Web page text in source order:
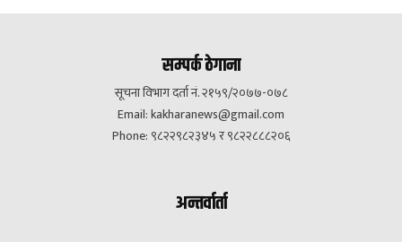
सम्पर्क ठेगाना
सूचना विभाग दर्ता नं. २१५९/२०७७-०७८
Email:kakharanews@gmail.com
Phone: ९८२२९८२३४५ र ९८२२८८८२०६
अन्तर्वार्ता